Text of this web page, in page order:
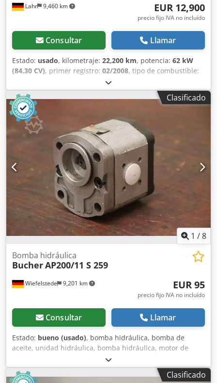
Lahr 9,460 km EUR 12,900
precio fijo IVA no incluído
Consultar Llamar
Estado: usado, kilometraje: 22,200 km, potencia: 62 kW
(84.30 CV), primer registro: 02/2008, tipo de combustible:
, color:
emisión:Euro 3, número de asientos:2, Bucher Citycat
2020: Máquina barredora compacta con unidad de barrido
frontal. Para consultas: Estado: muy bueno * Fabricante:
Bucher * Modelo: CityCat 2020 * Cabina cerrada con
buena visibilidad en todas direcciones * Cepillo lateral
izquierdo * Cepillo lateral derecho * Cepillo frontal *
Contenedor de recogida ----Precio: 12.900 €, más el 19 %
de IVA. Para más información, puede contactarnos en los
siguientes números de teléfono: Hablamos: alemán, inglés,
francés y… Salvo errores, omisiones y venta previa.
Dksdpfxozphnxj Aa Tjr
Clasificado
1 /8
Wiefelstede 9,201 km
Bomba hidráulica
BucherAP200/11 S 259
EUR 95
precio fijo IVA no incluído
Consultar Llamar
Estado: bueno (usado), bomba hidráulica, bomba de
aceite, unidad hidráulica, bomba hidráulica, motor de
accionamiento, motor de accionamiento, bomba de
engranajes, bomba de engranajes -Fabricante: Bucher,
bomba hidráulica bomba de engranajes -Tipo: AP200/11.5
Clasificado